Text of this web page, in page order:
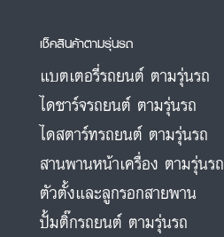
เช็คสินค้าตามรุ่นรถ
แบตเตอรี่รถยนต์ ตามรุ่นรถ
ไดชาร์จรถยนต์ ตามรุ่นรถ
ไดสตาร์ทรถยนต์ ตามรุ่นรถ
สานพานหน้าเครื่อง ตามรุ่นรถ
ตัวตั้งและลูกรอกสายพาน
ปั้มติ๊กรถยนต์ ตามรุ่นรถ